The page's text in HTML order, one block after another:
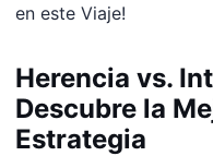
en este Viaje!
Herencia vs.
Descubre la
Estrategia